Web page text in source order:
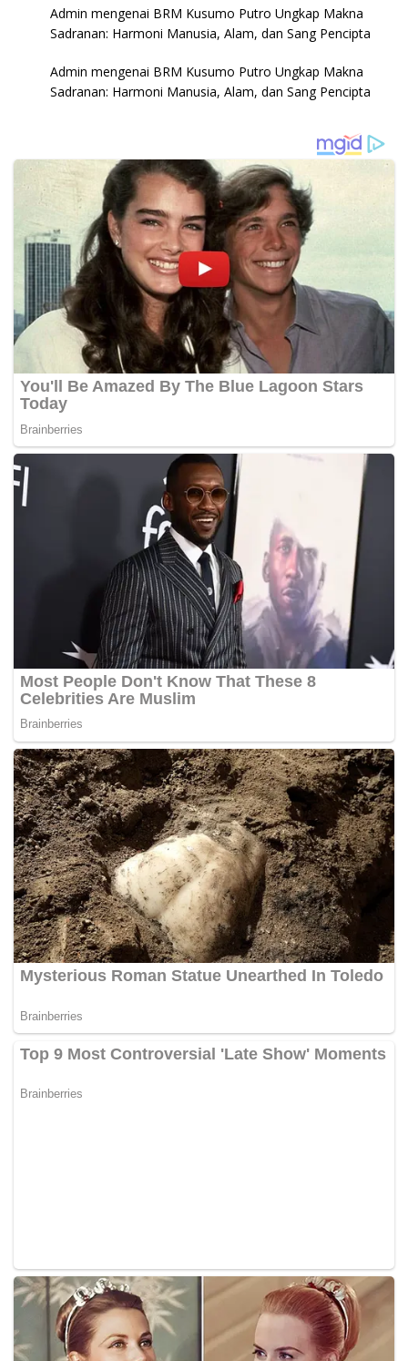
Admin mengenai BRM Kusumo Putro Ungkap Makna
Sadranan: Harmoni Manusia, Alam, dan Sang Pencipta
Admin mengenai BRM Kusumo Putro Ungkap Makna
Sadranan: Harmoni Manusia, Alam, dan Sang Pencipta